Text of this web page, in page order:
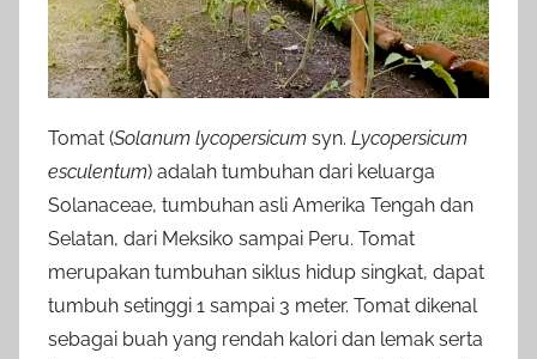
Tomat (Solanum lycopersicum syn. Lycopersicum
esculentum) adalah tumbuhan dari keluarga
Solanaceae, tumbuhan asli Amerika Tengah dan
Selatan, dari Meksiko sampai Peru. Tomat
merupakan tumbuhan siklus hidup singkat, dapat
tumbuh setinggi 1 sampai 3 meter. Tomat dikenal
sebagai buah yang rendah kalori dan lemak serta